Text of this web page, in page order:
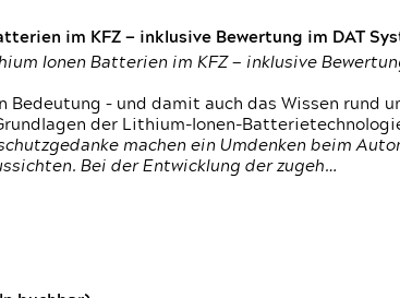
im KFZ — inklusive Bewertung im DAT
Ionen Batterien im KFZ — inklusive
Bedeutung – und damit auch das Wissen rund
der Lithium-Ionen-
machen ein Umdenken beim
Bei der Entwicklung der zugeh…